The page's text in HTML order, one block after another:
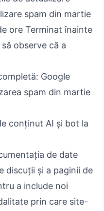
spam din martie
ore Terminat înainte
observe că a
Google
spam din martie
conținut AI și bot la
de date
discuții și a paginii de
a include noi
prin care site-